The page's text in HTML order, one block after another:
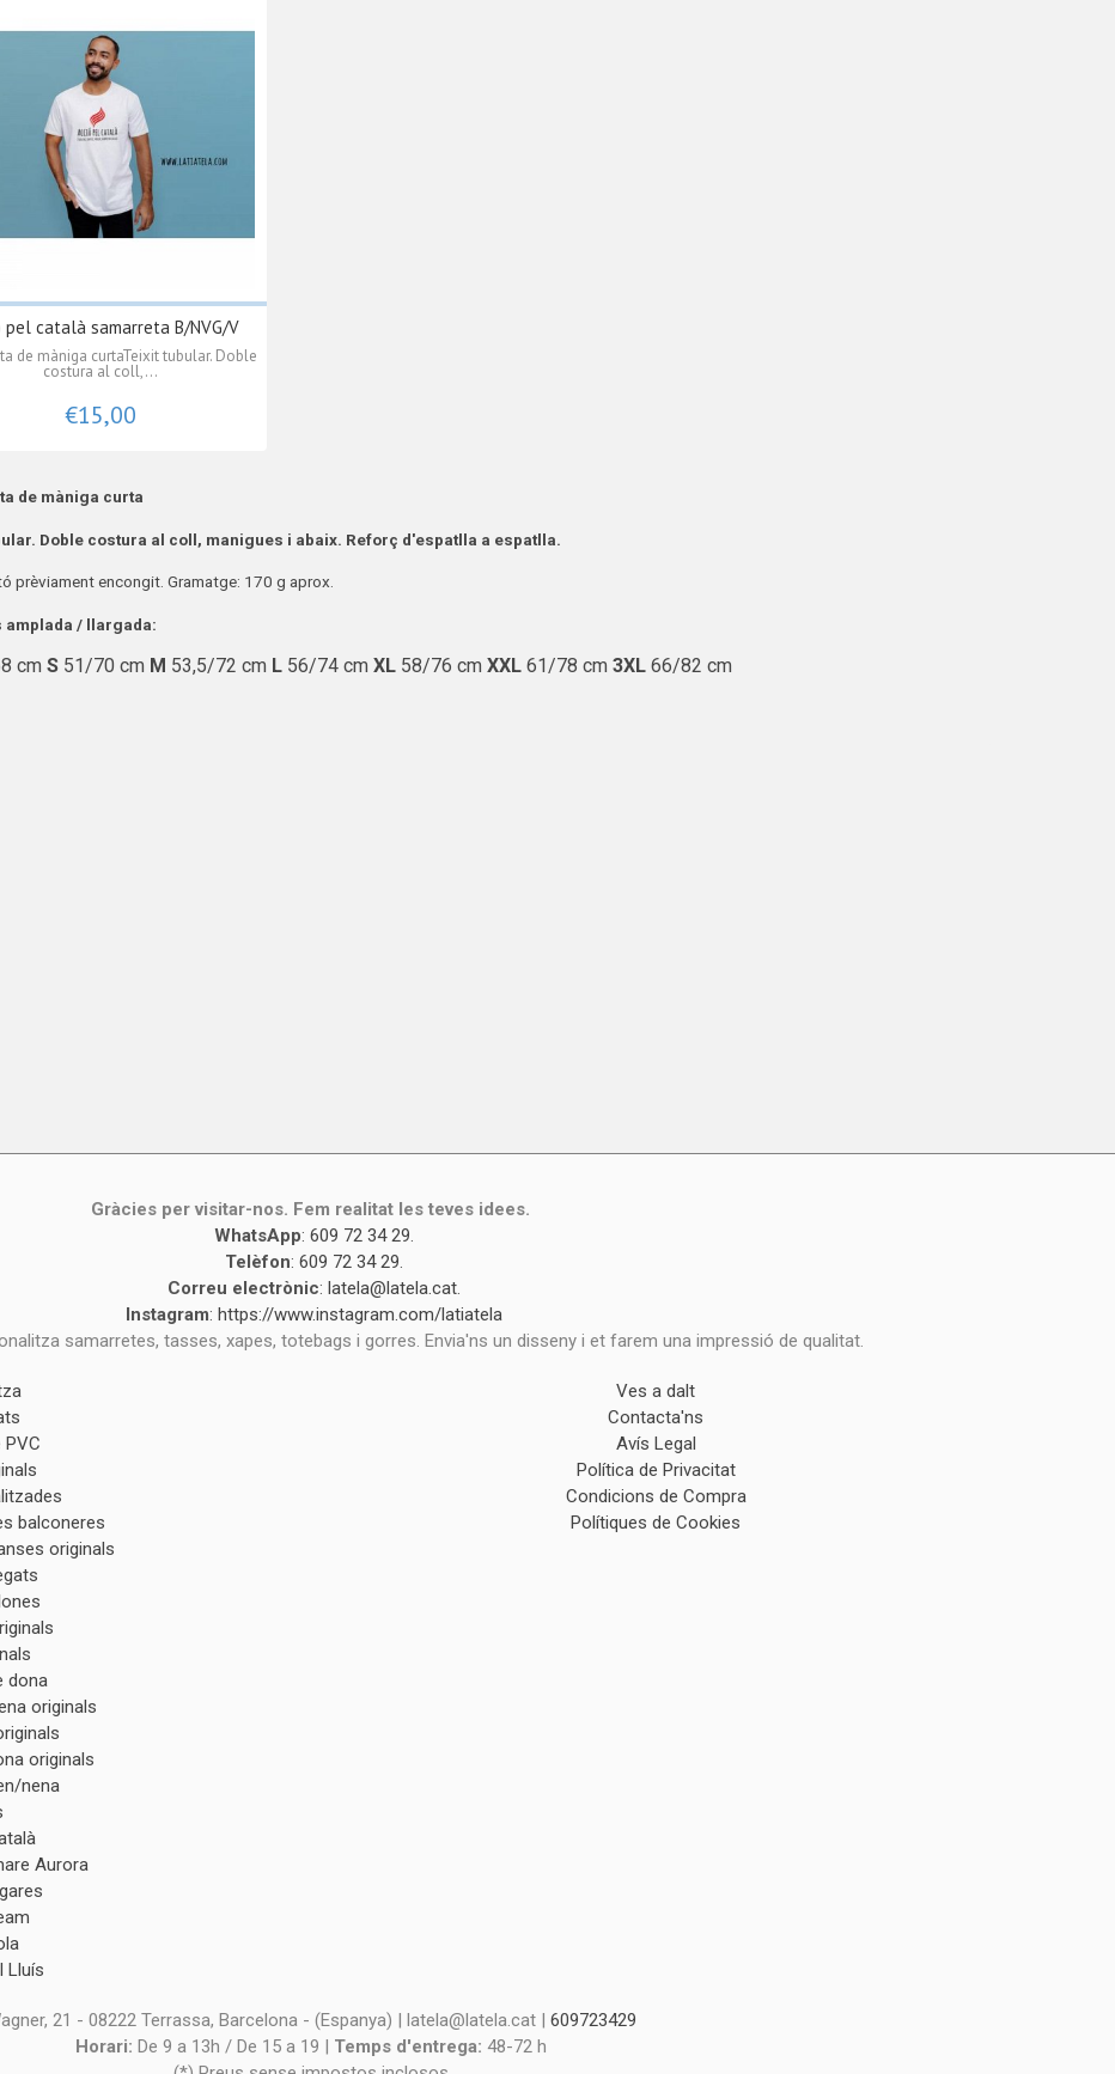
pel català samarreta B/NVG/V
de màniga curtaTeixit tubular. Doble
costura al coll,...
€15,00
de màniga curta
Doble costura al coll, manigues i abaix. Reforç d'espatlla a espatlla.
prèviament encongit. Gramatge: 170 g aprox.
amplada / llargada:
cm S51/70 cm M 53,5/72 cm L56/74 cm XL58/76 cm XXL61/78 cm 3XL66/82 cm
Gràcies per visitar-nos. Fem realitat les teves idees.
WhatsApp:609 72 34 29.
Telèfon:609 72 34 29.
Correu electrònic:latela@latela.cat.
Instagram:https://www.instagram.com/latiatela
samarretes, tasses, xapes, totebags i gorres. Envia'ns un disseny i et farem una impressió de qualitat.
PVC
balconeres
originals
dona
originals
originals
nena
Aurora
Lluís
Ves a dalt
Contacta'ns
Avís Legal
Política de Privacitat
Condicions de Compra
Polítiques de Cookies
21 - 08222 Terrassa, Barcelona - (Espanya) | latela@latela.cat | 609723429
Horari: De 9 a 13h / De 15 a 19 | Temps d'entrega: 48-72 h